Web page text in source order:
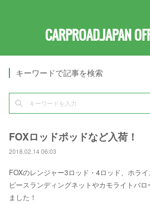
CARPROAD.JAPAN
キーワードで記事を検索
FOXロッドポッドなど入荷！
2018.02.14 06:03
FOXのレンジャー3ロッド・4ロッド、ホラ
ピースランディングネットやカモライトバ
ました！